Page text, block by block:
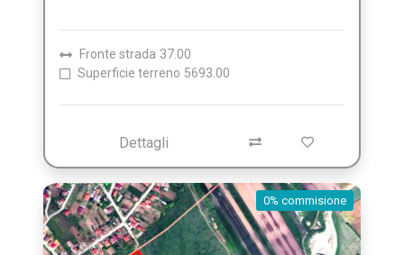
Fronte strada 37.00
Superficie terreno 5693.00
Dettagli
0% commisione